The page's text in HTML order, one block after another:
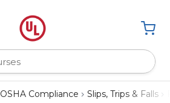
OSHA Compliance Slips, Trips & Falls